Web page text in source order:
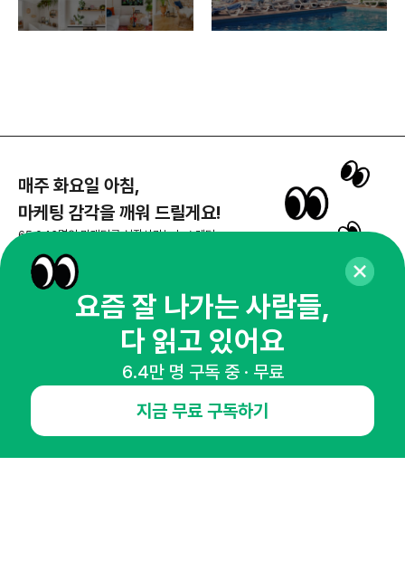
매주 화요일 아침,
마케팅 감각을 깨워 드릴게요!
65,043명의 마케터를 성장시키는 뉴스레터
뉴스레터 구독하기
공지사항 제휴문의
인사이터 신청
뉴스레터
광고안내
요즘 잘 나가는 사람들,
다 읽고 있어요
6.4만 명 구독 중 · 무료
지금 무료 구독하기